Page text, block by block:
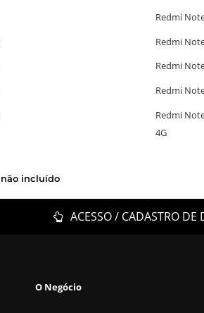
Redmi
Redmi
Redmi
Redmi
Redmi
4G
não incluído
ACESSO / CADASTRO DE
O Negócio